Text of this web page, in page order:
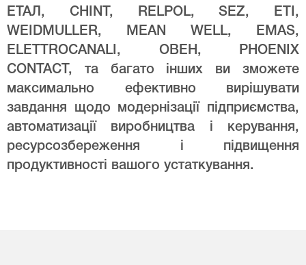
ЕТАЛ, CHINT, RELPOL, SEZ, ETI,
WEIDMULLER, MEAN WELL, EMAS,
ELETTROCANALI, ОВЕН, PHOENIX
CONTACT, та багато інших ви зможете
максимально ефективно вирішувати
завдання щодо модернізації підприємства,
автоматизації виробництва і керування,
ресурсозбереження і підвищення
продуктивності вашого устаткування.